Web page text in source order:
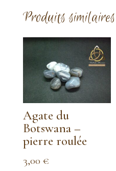
Produits similaires
Agate du
Botswana –
pierre roulée
3,00 €